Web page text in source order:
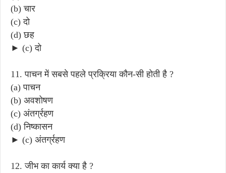
(b) चार
(c) दो
(d) छह
► (c) दो
11. पाचन में सबसे पहले प्रक्रिया कौन-सी होती है ?
(a) पाचन
(b) अवशोषण
(c) अंतर्ग्रहण
(d) निष्कासन
► (c) अंतर्ग्रहण
12. जीभ का कार्य क्या है ?